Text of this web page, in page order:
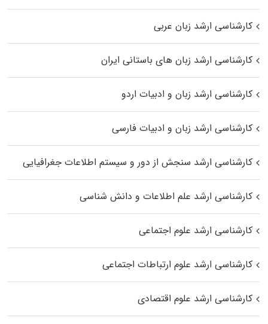
کارشناسی ارشد زبان عربی
کارشناسی ارشد زبان‌ های باستانی ایران
کارشناسی ارشد زبان و ادبیات اردو
کارشناسی ارشد زبان و ادبیات فارسی
کارشناسی ارشد سنجش از دور و سیستم اطلاعات جغرافیایی
کارشناسی ارشد علم اطلاعات و دانش شناسی
کارشناسی ارشد علوم اجتماعی
کارشناسی ارشد علوم ارتباطات اجتماعی
کارشناسی ارشد علوم اقتصادی